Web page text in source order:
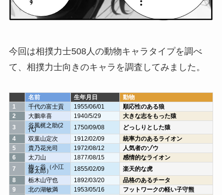
今回は相撲力士508人の動物キャラタイプを調べ
て、相撲力士向きのキャラを調査してみました。
名前 生年月日
動物
1
千代の富士貢 1955/06/01
順応性のある狼
2
大鵬幸喜 1940/5/29
大きな志をもった猿
3
谷風梶之助(2
代) 1750/09/08
どっしりとした猿
4
双葉山定次 1912/02/09
統率力のあるライオン
5
貴乃花光司 1972/08/12
人気者のゾウ
6
太刀山 1877/08/15
感情的なライオン
7
梅ヶ谷（小江
藤太郎） 1855/02/09
楽天的な虎
8
栃木山守也 1892/03/20
品格のあるチータ
9
北の湖敏満 1953/05/16
フットワークの軽い子守熊